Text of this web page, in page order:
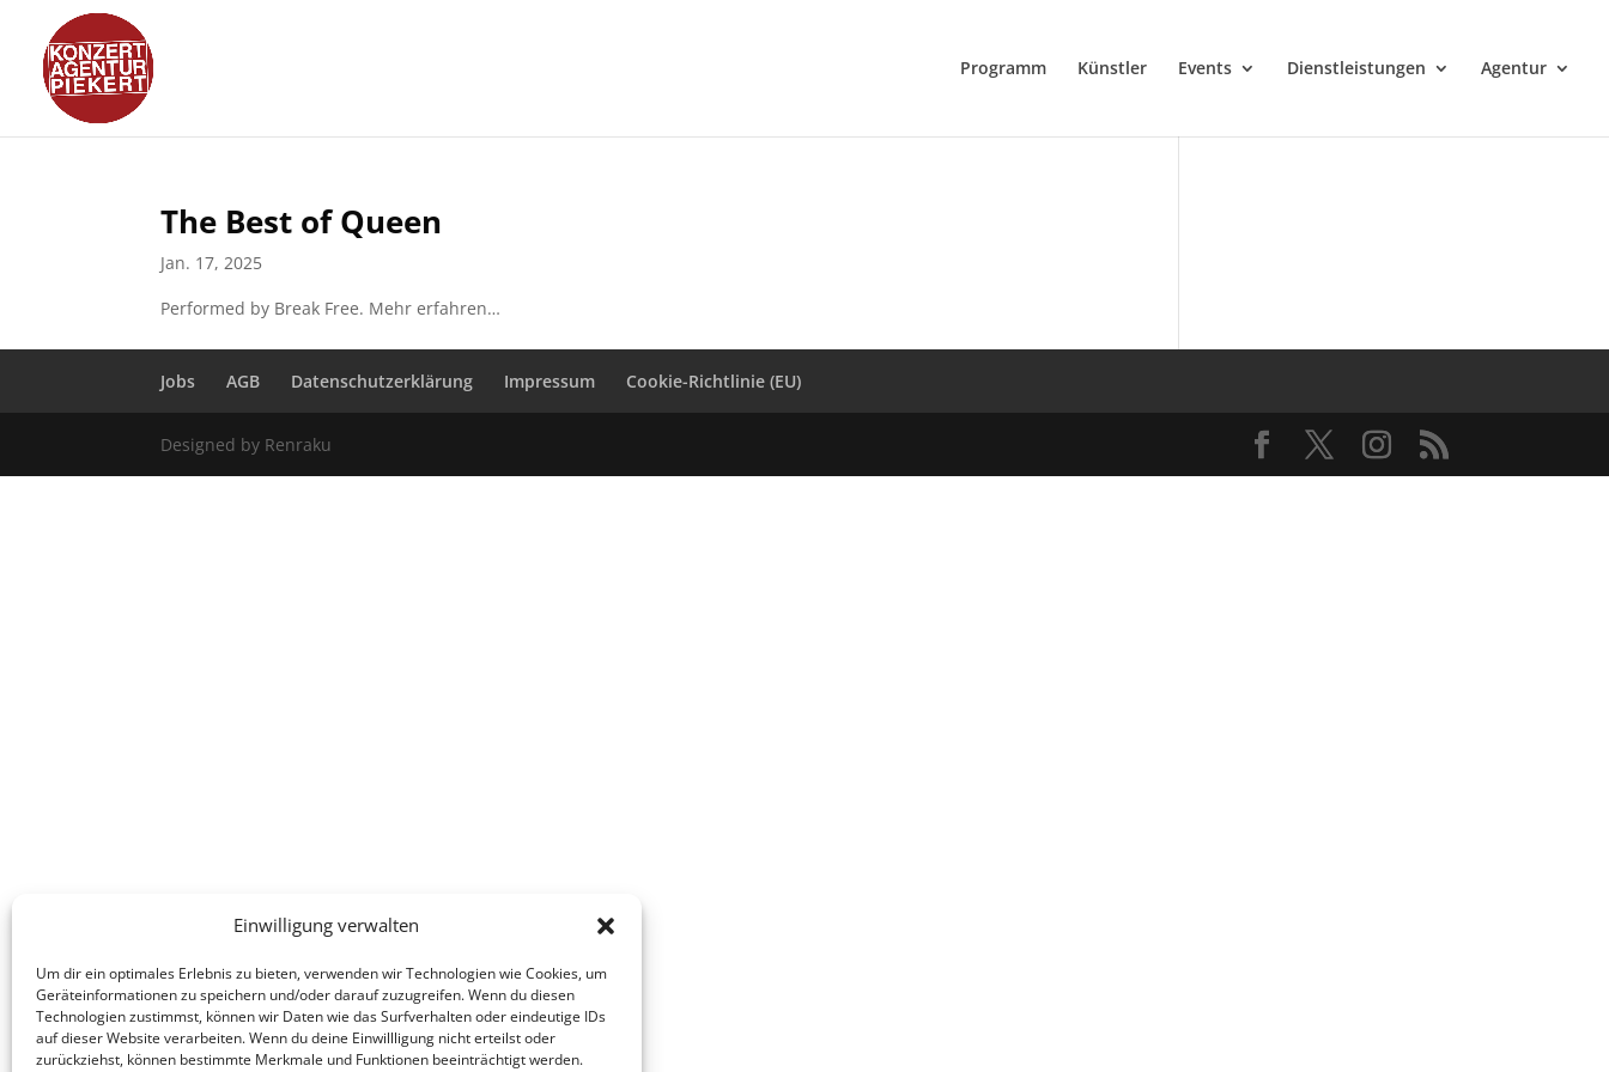
Einwilligung verwalten
Um dir ein optimales Erlebnis zu bieten, verwenden wir Technologien wie Cookies, um
Geräteinformationen zu speichern und/oder darauf zuzugreifen. Wenn du diesen
Technologien zustimmst, können wir Daten wie das Surfverhalten oder eindeutige IDs
auf dieser Website verarbeiten. Wenn du deine Einwillligung nicht erteilst oder
zurückziehst, können bestimmte Merkmale und Funktionen beeinträchtigt werden.
Programm Künstler Events Dienstleistungen Agentur
The Best of Queen
Jan. 17, 2025
Performed by Break Free. Mehr erfahren…
Jobs AGB Datenschutzerklärung Impressum Cookie-Richtlinie (EU)
Designed by Renraku